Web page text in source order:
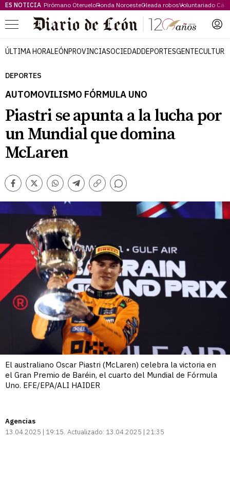
ES NOTICIA Pirómano OterueloRonda NoroesteOleada robosVoluntariado
Menú
ÚLTIMA HORALEÓNPROVINCIASOCIEDADDEPORTESGENTECULTURA
DEPORTES
AUTOMOVILISMO FÓRMULA UNO
Piastri se apunta a la lucha por
un Mundial que domina
McLaren
Facebook
TwitterWhatsappTelegram
Copiar
Comentarios
El australiano Oscar Piastri (McLaren) celebra la victoria en
el Gran Premio de Baréin, el cuarto del Mundial de Fórmula
Uno. EFE/EPA/ALI HAIDER
Agencias
13.04.2025 | 19:15 Actualizado: 13.04.2025 | 21:35